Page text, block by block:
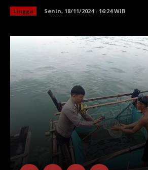
Lingga Senin, 18/11/2024 - 16:24 WIB